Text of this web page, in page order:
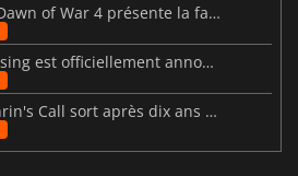
Warhammer 40 000 : Dawn of War 4 présente la faction des Nécrons
Le DLC Nioh 3 : Hell Rising est officiellement annoncé
Forsaken Realms : Vahrin's Call sort après dix ans de développement